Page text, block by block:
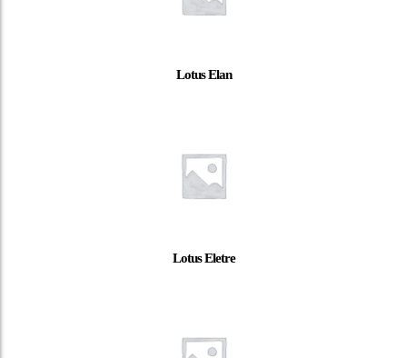
Lotus Elan
Lotus Eletre